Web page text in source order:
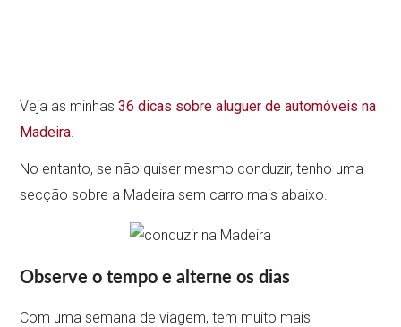
Veja as minhas36 dicas sobre aluguer de automóveis na
Madeira
No entanto, se não quiser mesmo conduzir, tenho uma
secção sobre a Madeira sem carro mais abaixo.
Observe o tempo e alterne os dias
Com uma semana de viagem, tem muito mais